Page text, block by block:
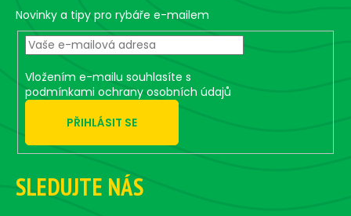
n
t
l
s
Novinky a tipy pro rybáře e-mailem
Vložením e-mailu souhlasíte s
podmínkami ochrany osobních údajů
PŘIHLÁSIT SE
SLEDUJTE NÁS